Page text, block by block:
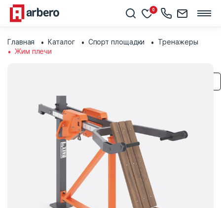
0
Главная Каталог Спорт площадки
Тренажеры
Жим плечи